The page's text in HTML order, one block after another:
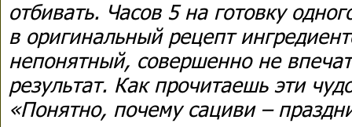
отбивать. Часов 5 на готовку
в оригинальный рецепт
непонятный, совершенно не
результат. Как прочитаешь эти
«Понятно, почему сациви –